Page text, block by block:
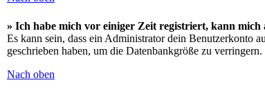
» Ich habe mich vor einiger Zeit registriert, kann mich
Es kann sein, dass ein Administrator dein Benutzerkonto
geschrieben haben, um die Datenbankgröße zu
Nach oben